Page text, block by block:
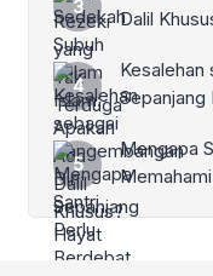
Dalil
Kesalehan
Sepanjang
Mengapa